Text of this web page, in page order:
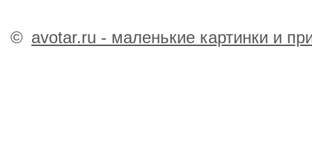
© avotar.ru - маленькие картинки и